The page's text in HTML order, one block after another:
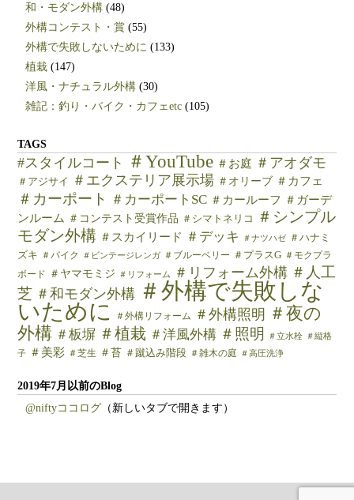
和・モダン外構 (48)
外構コンテスト・賞 (55)
外構で失敗しないために (133)
植栽 (147)
洋風・ナチュラル外構 (30)
雑記：釣り・バイク・カフェetc (105)
TAGS
#スタイルコート ＃YouTube ＃お庭 ＃アオダモ
＃アジサイ ＃エクステリア展示場 ＃オリーブ ＃カフェ
＃カーポート ＃カーポートSC ＃カールーフ ＃ガーデ
ンルーム ＃コンテスト受賞作品 ＃シマトネリコ
＃シンプル
モダン外構 ＃スカイリード ＃デッキ ＃ナツハゼ
＃ハナミ
ズキ ＃バイク ＃ビンテージレンガ ＃ブルーベリー ＃プラスG ＃モクプラ
ボード ＃ヤマモミジ ＃リフォーム ＃リフォーム外構 ＃人工
芝 ＃和モダン外構 ＃外構で失敗しな
いために
＃外構リフォーム ＃外構照明 ＃夜の
外構 ＃板塀 ＃植栽 ＃洋風外構 ＃照明 ＃立水栓 ＃縦格
子
＃美彩 ＃芝生 ＃苔 ＃蹴込み階段 ＃雑木の庭 ＃高圧洗浄
2019年7月以前のBlog
@niftyココログ （新しいタブで開きます）